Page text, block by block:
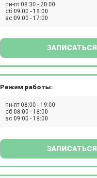
пн-пт 08:30 - 20:00
сб 09:00 - 18:00
вс 09:00 - 17:00
ЗАПИСАТЬСЯ
Режим работы:
пн-пт 08:00 - 19:00
сб 08:00 - 18:00
вс 09:00 - 18:00
ЗАПИСАТЬСЯ